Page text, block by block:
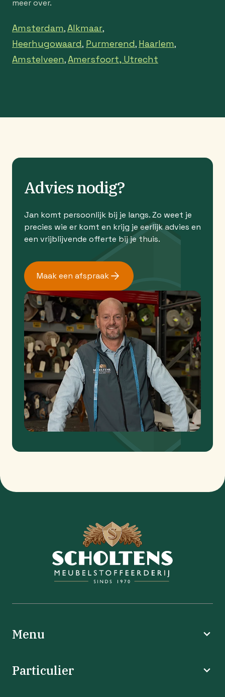
meer over.
Amsterdam,Alkmaar,
Heerhugowaard, Purmerend, Haarlem,
Amstelveen,Amersfoort, Utrecht
Advies nodig?
Jan komt persoonlijk bij je langs. Zo weet je
precies wie er komt en krijg je eerlijk advies en
een vrijblijvende offerte bij je thuis.
Maak een afspraak
Menu
Particulier